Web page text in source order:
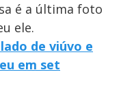
é a última foto
ele.
de viúvo e
em set